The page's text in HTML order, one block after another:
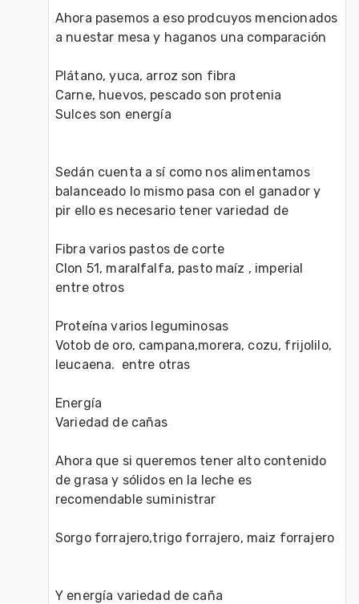
Ahora pasemos a eso prodcuyos mencionados
a nuestar mesa y haganos una comparación
Plátano, yuca, arroz son fibra
Carne, huevos, pescado son protenia
Sulces son energía
Sedán cuenta a sí como nos alimentamos
balanceado lo mismo pasa con el ganador y
pir ello es necesario tener variedad de
Fibra varios pastos de corte
Clon 51, maralfalfa, pasto maíz , imperial
entre otros
Proteína varios leguminosas
Votob de oro, campana,morera, cozu, frijolilo,
leucaena.  entre otras
Energía
Variedad de cañas
Ahora que si queremos tener alto contenido
de grasa y sólidos en la leche es
recomendable suministrar
Sorgo forrajero,trigo forrajero, maiz forrajero
Y energía variedad de caña